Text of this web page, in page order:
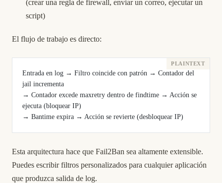
(crear una regla de firewall, enviar un correo, ejecutar un
script)
El flujo de trabajo es directo:
Entrada en log → Filtro coincide con patrón → Contador del
jail incrementa
→ Contador excede maxretry dentro de findtime → Acción se
ejecuta (bloquear IP)
→ Bantime expira → Acción se revierte (desbloquear IP)
Esta arquitectura hace que Fail2Ban sea altamente extensible.
Puedes escribir filtros personalizados para cualquier aplicación
que produzca salida de log.